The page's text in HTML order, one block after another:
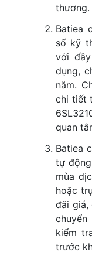
thương.
Batiea
số kỹ
với
dụng,
năm.
chi tiết
quan
Batiea
tự
mùa
hoặc
đãi giá,
chuyển
kiểm
trước